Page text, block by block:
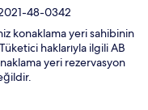
48-0342
konaklama yeri sahibinin
haklarıyla ilgili AB
yeri rezervasyon